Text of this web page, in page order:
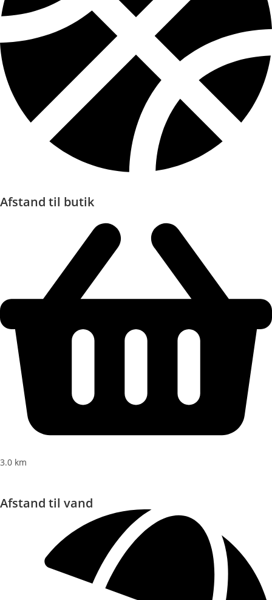
Afstand til butik
3.0 km
Afstand til vand